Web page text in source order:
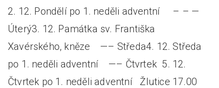
2. 12. Pondělí po 1. neděli adventní – – —
Úterý3. 12. Památka sv. Františka
Xavérského, kněze —– Středa4. 12. Středa
po 1. neděli adventní —– Čtvrtek 5. 12.
Čtvrtek po 1. neděli adventní Žlutice 17.00